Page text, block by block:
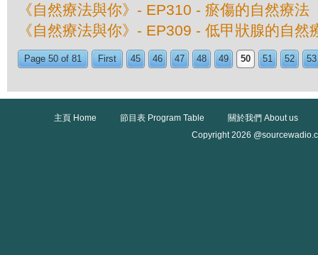
《自然療法與你》- EP310 - 瘀傷的自然療法
《自然療法與你》- EP309 - 低甲狀腺的自然
Page 50 of 81 First 45 46 47 48 49 50 51 52 53
主頁 Home 節目表 Program Table
關於我們 About us
Copyright 2026